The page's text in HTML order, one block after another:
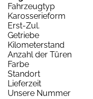
Fahrzeugtyp
Karosserieform
Erst-Zul.
Getriebe
Kilometerstand
Anzahl der Türen
Farbe
Standort
Lieferzeit
Unsere Nummer